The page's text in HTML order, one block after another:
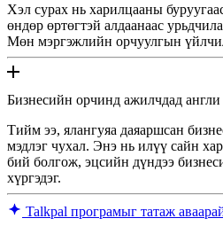
Хэл сурах нь харилцааны
өндөр өртөгтэй алдаанаас
Мөн мэргэжлийн орчуулгын
Бизнесийн орчинд ажилчдад
Тийм ээ, ялангуяа даяаршсан
мэдлэг чухал. Энэ нь илүү сайн
бий болгож, эцсийн дүндээ
хүргэдэг.
Talkpal програмыг татаж